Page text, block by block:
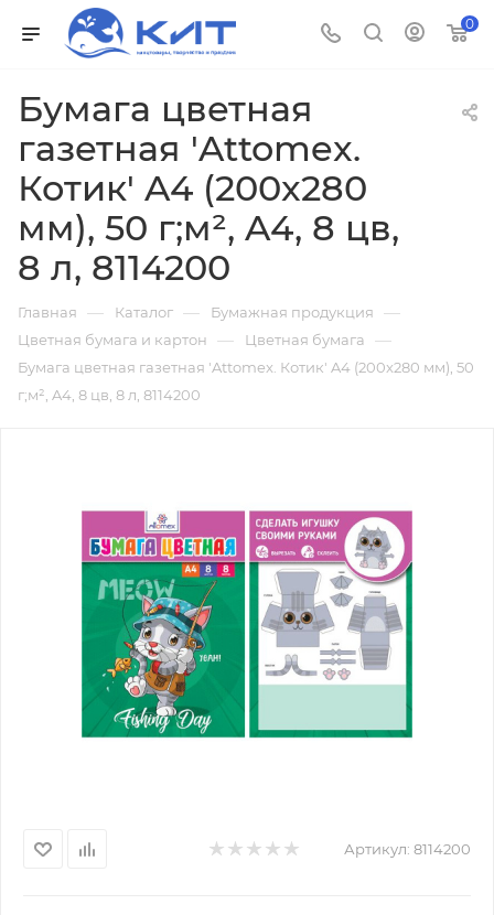
0
Бумага цветная
газетная 'Attomex.
Котик' A4 (200x280
мм), 50 г;м², A4, 8 цв,
8 л, 8114200
Главная — Каталог — Бумажная продукция —
Цветная бумага и картон — Цветная бумага —
Бумага цветная газетная 'Attomex. Котик' A4 (200x280 мм), 50
г;м², A4, 8 цв, 8 л, 8114200
Артикул: 8114200